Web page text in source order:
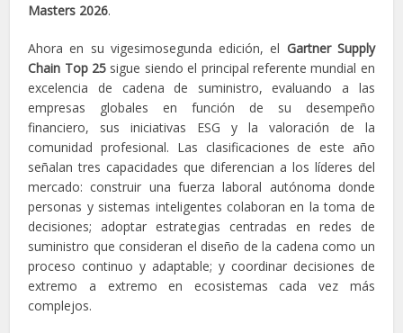
Masters 2026.
Ahora en su vigesimosegunda edición, el Gartner Supply
Chain Top 25 sigue siendo el principal referente mundial en
excelencia de cadena de suministro, evaluando a las
empresas globales en función de su desempeño
financiero, sus iniciativas ESG y la valoración de la
comunidad profesional. Las clasificaciones de este año
señalan tres capacidades que diferencian a los líderes del
mercado: construir una fuerza laboral autónoma donde
personas y sistemas inteligentes colaboran en la toma de
decisiones; adoptar estrategias centradas en redes de
suministro que consideran el diseño de la cadena como un
proceso continuo y adaptable; y coordinar decisiones de
extremo a extremo en ecosistemas cada vez más
complejos.